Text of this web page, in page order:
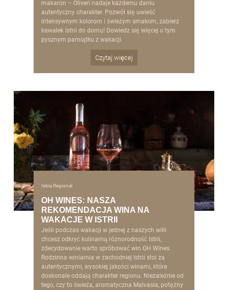
makaron – Oliveri nadaje każdemu daniu
autentyczny charakter. Pozwól się uwieść
intensywnym kolorom i świeżym smakom, zabierz
kawałek Istrii do domu! Dowiedz się więcej o tym
pysznym pamiątku z wakacji.
Czytaj więcej
Istria Regional
OH WINES: NASZA
REKOMENDACJA WINA NA
WAKACJE W ISTRII
Jeśli podczas wakacji w jednej z naszych willi
chcesz odkryć kulinarną różnorodność Istrii,
zdecydowanie warto spróbować win OH Wines.
Rodzinna winiarnia w zachodniej Istrii stoi za
autentycznymi, wysokiej jakości winami, które
doskonale oddają charakter regionu. Niezależnie od
tego, czy to świeża, aromatyczna Malvasia, potężny